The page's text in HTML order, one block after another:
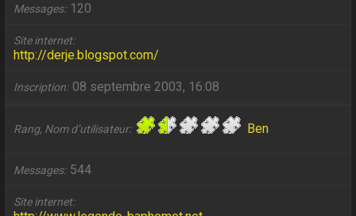
Messages 120
Site internet
http://derje.blogspot.com/
Inscription 08 septembre 2003, 16:08
Rang, Nom d’utilisateur Ben
Messages 544
Site internet